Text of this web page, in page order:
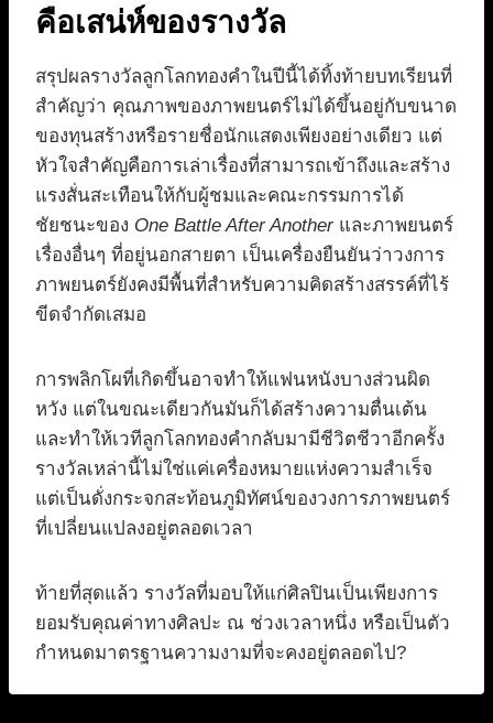
คือเสน่ห์ของรางวัล
สรุปผลรางวัลลูกโลกทองคำในปีนี้ได้ทิ้งท้ายบทเรียนที่
สำคัญว่า คุณภาพของภาพยนตร์ไม่ได้ขึ้นอยู่กับขนาด
ของทุนสร้างหรือรายชื่อนักแสดงเพียงอย่างเดียว แต่
หัวใจสำคัญคือการเล่าเรื่องที่สามารถเข้าถึงและสร้าง
แรงสั่นสะเทือนให้กับผู้ชมและคณะกรรมการได้
ชัยชนะของ One Battle After Anotherและภาพยนตร์
เรื่องอื่นๆ ที่อยู่นอกสายตา เป็นเครื่องยืนยันว่าวงการ
ภาพยนตร์ยังคงมีพื้นที่สำหรับความคิดสร้างสรรค์ที่ไร้
ขีดจำกัดเสมอ
การพลิกโผที่เกิดขึ้นอาจทำให้แฟนหนังบางส่วนผิด
หวัง แต่ในขณะเดียวกันมันก็ได้สร้างความตื่นเต้น
และทำให้เวทีลูกโลกทองคำกลับมามีชีวิตชีวาอีกครั้ง
รางวัลเหล่านี้ไม่ใช่แค่เครื่องหมายแห่งความสำเร็จ
แต่เป็นดั่งกระจกสะท้อนภูมิทัศน์ของวงการภาพยนตร์
ที่เปลี่ยนแปลงอยู่ตลอดเวลา
ท้ายที่สุดแล้ว รางวัลที่มอบให้แก่ศิลปินเป็นเพียงการ
ยอมรับคุณค่าทางศิลปะ ณ ช่วงเวลาหนึ่ง หรือเป็นตัว
กำหนดมาตรฐานความงามที่จะคงอยู่ตลอดไป?